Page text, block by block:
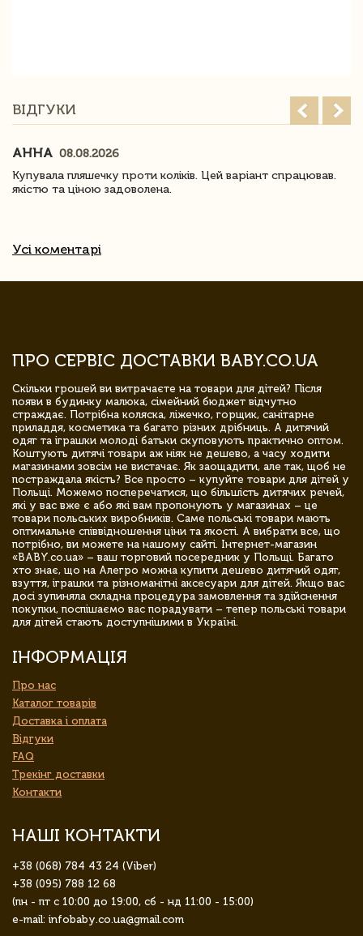
ВІДГУКИ
АННА 08.08.2026
Купувала пляшечку проти коліків. Цей варіант спрацював.
якістю та ціною задоволена.
Усі коментарі
ПРО СЕРВІС ДОСТАВКИ BABY.CO.UA
Скільки грошей ви витрачаєте на товари для дітей? Після
появи в будинку малюка, сімейний бюджет відчутно
страждає. Потрібна коляска, ліжечко, горщик, санітарне
приладдя, косметика та багато різних дрібниць. А дитячий
одяг та іграшки молоді батьки скуповують практично оптом.
Коштують дитячі товари аж ніяк не дешево, а часу ходити
магазинами зовсім не вистачає. Як заощадити, але так, щоб не
постраждала якість? Все просто – купуйте товари для дітей у
Польщі. Можемо посперечатися, що більшість дитячих речей,
які у вас вже є або які вам пропонують у магазинах – це
товари польських виробників. Саме польські товари мають
оптимальне співвідношення ціни та якості. А вибрати все, що
потрібно, ви можете на нашому сайті. Інтернет-магазин
«BABY.co.ua» – ваш торговий посередник у Польщі. Багато
хто знає, що на Алегро можна купити дешево дитячий одяг,
взуття, іграшки та різноманітні аксесуари для дітей. Якщо вас
досі зупиняла складна процедура замовлення та здійснення
покупки, поспішаємо вас порадувати – тепер польські товари
для дітей стають доступнішими в Україні.
ІНФОРМАЦІЯ
Про нас
Каталог товарів
Доставка і оплата
Відгуки
FAQ
Трекінг доставки
Контакти
НАШІ КОНТАКТИ
+38 (068) 784 43 24 (Viber)
+38 (095) 788 12 68
(пн - пт с 10:00 до 19:00, сб - нд 11:00 - 15:00)
e-mail: infobaby.co.ua@gmail.com